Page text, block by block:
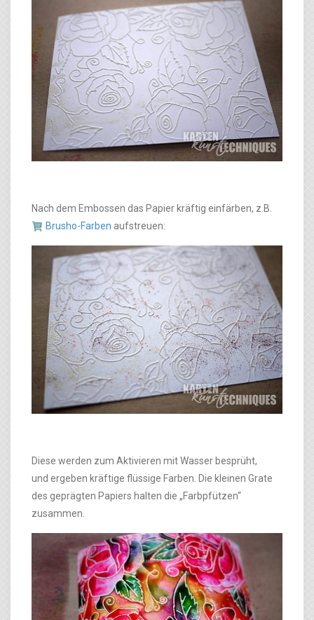
Nach dem Embossen das Papier kräftig einfärben, z.B.
Brusho-Farben aufstreuen:
Diese werden zum Aktivieren mit Wasser besprüht,
und ergeben kräftige flüssige Farben. Die kleinen Grate
des geprägten Papiers halten die „Farbpfützen“
zusammen.